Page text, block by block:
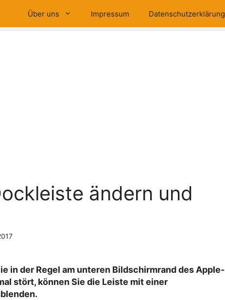
Über uns Impressum Datenschutzerklärung
ändern und
in der Regel am unteren Bildschirmrand des Apple-
stört, können Sie die Leiste mit einer